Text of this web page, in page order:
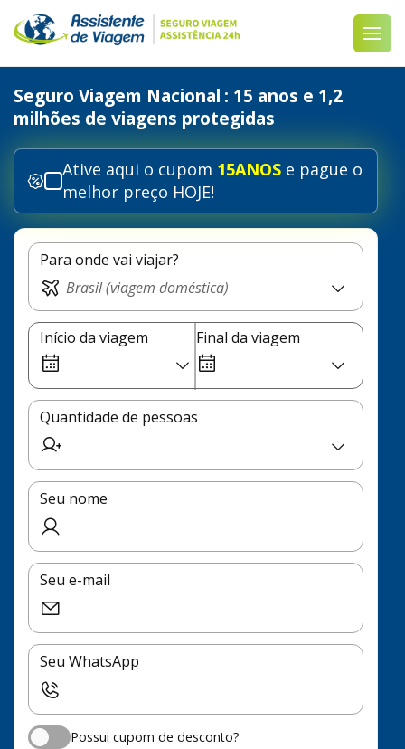
Seguro Viagem Nacional : 15 anos e 1,2
milhões de viagens protegidas
Ative aqui o cupom 15ANOS e pague o
melhor preço HOJE!
Para onde vai viajar?
Início da viagem Final da viagem
Quantidade de pessoas
Seu nome
Seu e-mail
Seu WhatsApp
Possui cupom de desconto?
Possui cupom de desconto?